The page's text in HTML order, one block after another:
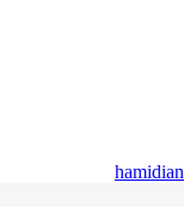
hamidian